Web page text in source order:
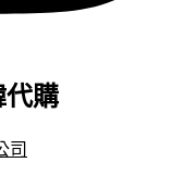
代購
司